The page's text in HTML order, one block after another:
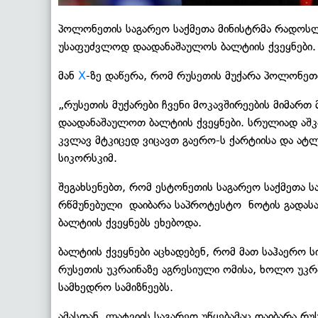
პოლონეთის საგარეო საქმეთა მინისტრმა
უსაფუძვლოდ დაადანაშაულოს ბალტიის ქვეყნები.
მან X-ზე დაწერა, რომ რუსეთის მუქარა
„რუსეთის მუქარები ჩვენი მოკავშირეების
დაადანაშაულოთ ბალტიის ქვეყნები. სრულიად
კვლავ მტკიცედ ვიცავთ გაერო-ს ქარტიისა და
სიკორსკიმ.
შეგახსენებთ, რომ ესტონეთის საგარეო საქმეთა
რწმუნებული დაიბარა საპროტესტო ნოტის
ბალტიის ქვეყნებს ეხებოდა.
ბალტიის ქვეყნები აცხადებენ, რომ მათ საჰაერო
რუსეთის უკრაინაზე აგრესიული ომისა, ხოლო
სამხედრო სამიზნეებს.